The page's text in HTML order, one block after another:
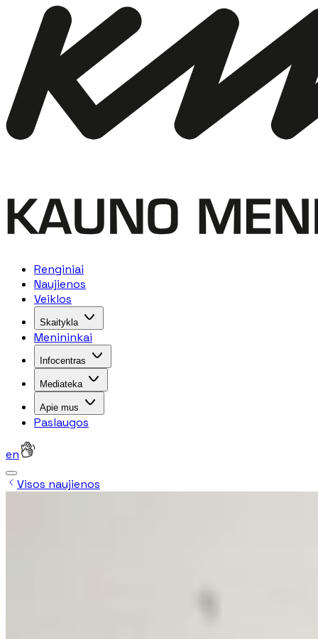
Renginiai
Naujienos
Veiklos
Skaitykla
Menininkai
Infocentras
Mediateka
Apie mus
Paslaugos
en
Visos naujienos